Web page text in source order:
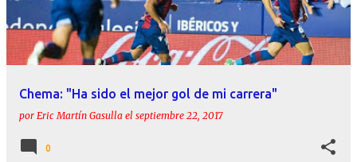
Chema: "Ha sido el mejor gol de mi carrera"
por Eric Martín Gasulla el septiembre 22, 2017
0